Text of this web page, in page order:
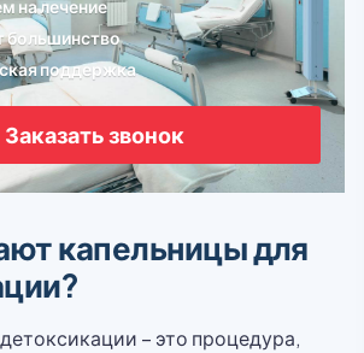
на лечение
большинство
поддержка
Заказать звонок
капельницы для
– это процедура,